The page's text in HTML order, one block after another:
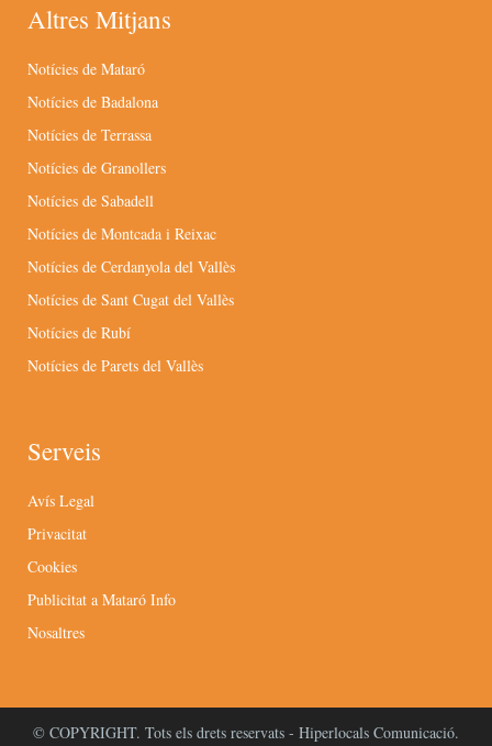
Altres Mitjans
Notícies de Mataró
Notícies de Badalona
Notícies de Terrassa
Notícies de Granollers
Notícies de Sabadell
Notícies de Montcada i Reixac
Notícies de Cerdanyola del Vallès
Notícies de Sant Cugat del Vallès
Notícies de Rubí
Notícies de Parets del Vallès
Serveis
Avís Legal
Privacitat
Cookies
Publicitat a Mataró Info
Nosaltres
© COPYRIGHT. Tots els drets reservats - Hiperlocals Comunicació.